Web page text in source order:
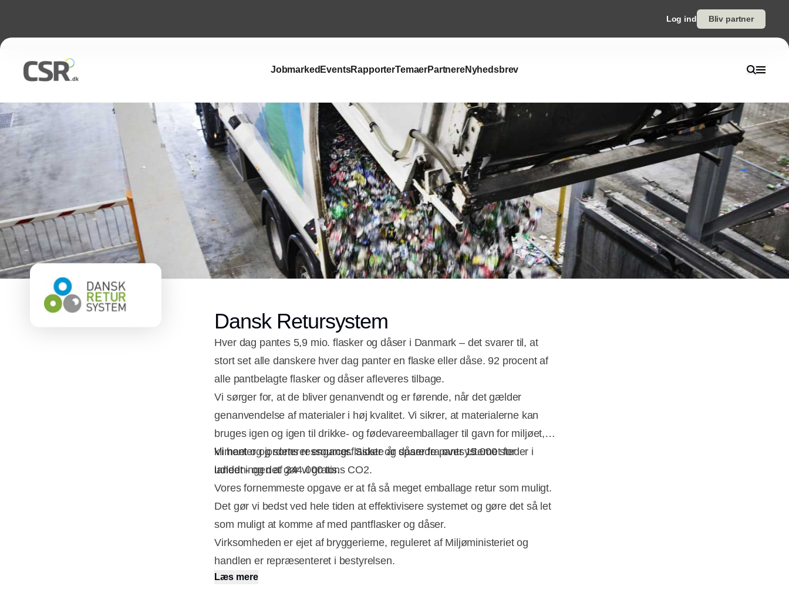
Log ind Bliv partner
Jobmarked EventsRapporterTemaerPartnereNyhedsbrev
Dansk Retursystem
Hver dag pantes 5,9 mio. flasker og dåser i Danmark – det svarer til, at
stort set alle danskere hver dag panter en flaske eller dåse. 92 procent af
alle pantbelagte flasker og dåser afleveres tilbage.
Vi sørger for, at de bliver genanvendt og er førende, når det gælder
genanvendelse af materialer i høj kvalitet. Vi sikrer, at materialerne kan
bruges igen og igen til drikke- og fødevareemballager til gavn for miljøet,
klimaet og jordens ressourcer. Sidste år sparede pantsystemet for
udledningen af 244.000 tons CO2.
Vi henter og sorterer engangsflasker og dåser fra over 15.000 steder i
landet - og det gør vi gratis.
Vores fornemmeste opgave er at få så meget emballage retur som muligt.
Det gør vi bedst ved hele tiden at effektivisere systemet og gøre det så let
som muligt at komme af med pantflasker og dåser.
Virksomheden er ejet af bryggerierne, reguleret af Miljøministeriet og
handlen er repræsenteret i bestyrelsen.
Læs mere